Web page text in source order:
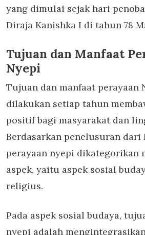
yang dimulai sejak hari
Diraja Kanishka I di tahun 78
Tujuan dan Manfaat
Nyepi
Tujuan dan manfaat perayaan
dilakukan setiap tahun
positif bagi masyarakat dan
Berdasarkan penelusuran
perayaan nyepi dikategorikan
aspek, yaitu aspek sosial
religius.
Pada aspek sosial budaya,
nyepi adalah